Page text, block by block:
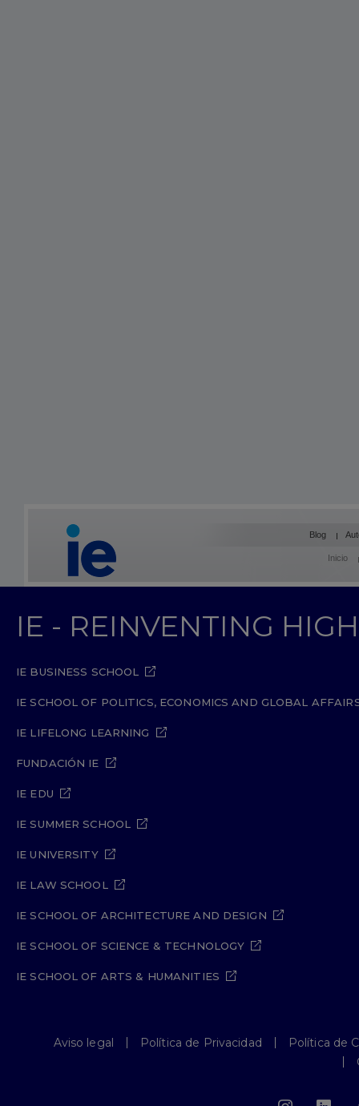
Blog
Inicio
IE - REINVENTING
IE BUSINESS SCHOOL
IE SCHOOL OF POLITICS, ECONOMICS AND GLOBAL
IE LIFELONG LEARNING
FUNDACIÓN IE
IE EDU
IE SUMMER SCHOOL
IE UNIVERSITY
IE LAW SCHOOL
IE SCHOOL OF ARCHITECTURE AND DESIGN
IE SCHOOL OF SCIENCE & TECHNOLOGY
IE SCHOOL OF ARTS & HUMANITIES
Aviso legal Política de Privacidad
Política de